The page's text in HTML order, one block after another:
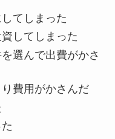
てしまった
してしまった
選んで出費がかさ
費用がかさんだ